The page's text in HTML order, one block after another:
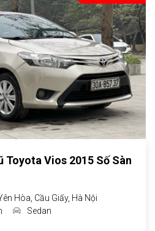
Mua Bán Xe Ô Tô Cũ Toyota Vios 2015 Số Sàn
Hòa, Cầu Giấy, Hà Nội
Sedan